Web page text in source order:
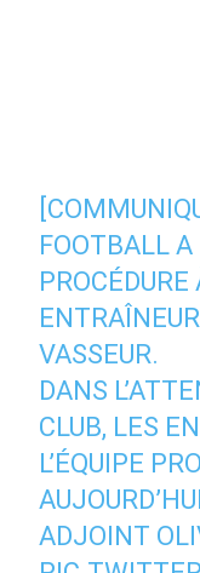
FOOTBALL A
PROCÉDURE
VASSEUR.
DANS
CLUB, LES
L’ÉQUIPE
ADJOINT